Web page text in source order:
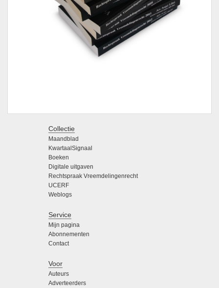
Collectie
Maandblad
KwartaalSignaal
Boeken
Digitale uitgaven
Rechtspraak Vreemdelingenrecht
UCERF
Weblogs
Service
Mijn pagina
Abonnementen
Contact
Voor
Auteurs
Adverteerders